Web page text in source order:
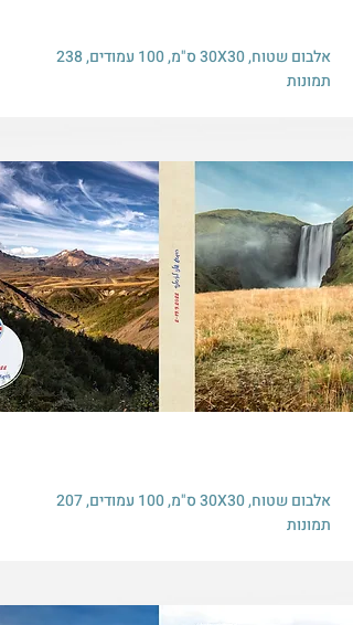
אלבום שטוח, 30X30 ס"מ, 100 עמודים, 238
תמונות
אלבום שטוח, 30X30 ס"מ, 100 עמודים, 207
תמונות